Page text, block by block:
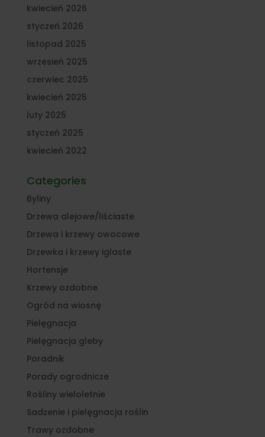
kwiecień 2026
styczeń 2026
listopad 2025
wrzesień 2025
czerwiec 2025
kwiecień 2025
luty 2025
styczeń 2025
kwiecień 2022
Categories
Byliny
Drzewa alejowe/liściaste
Drzewa i krzewy owocowe
Drzewka i krzewy iglaste
Hortensje
Krzewy ozdobne
Ogród na wiosnę
Pielęgnacja
Pielęgnacja gleby
Poradnik
Porady ogrodnicze
Rośliny wieloletnie
Sadzenie i pielęgnacja roślin
Trawy ozdobne